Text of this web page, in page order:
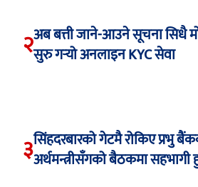
२अब बत्ती जाने-आउने सूचना सिधै
सुरु गर्‍यो अनलाइन KYC सेवा
३सिंहदरबारको गेटमै रोकिए प्रभु
अर्थमन्त्रीसँगको बैठकमा सहभागी